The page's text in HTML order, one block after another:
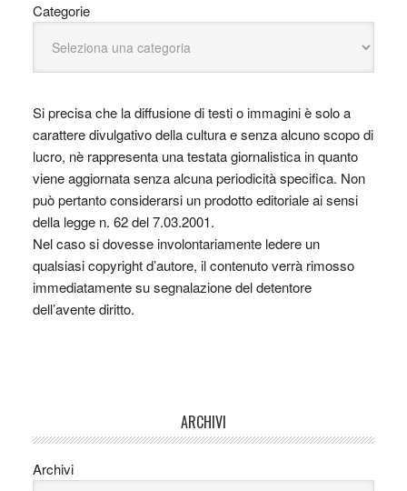
Categorie
Si precisa che la diffusione di testi o immagini è solo a
carattere divulgativo della cultura e senza alcuno scopo di
lucro, nè rappresenta una testata giornalistica in quanto
viene aggiornata senza alcuna periodicità specifica. Non
può pertanto considerarsi un prodotto editoriale ai sensi
della legge n. 62 del 7.03.2001.
Nel caso si dovesse involontariamente ledere un
qualsiasi copyright d’autore, il contenuto verrà rimosso
immediatamente su segnalazione del detentore
dell’avente diritto.
ARCHIVI
Archivi